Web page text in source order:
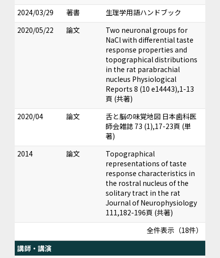
2024/03/29
著書
生理学用語ハンドブック
2020/05/22
論文
Two neuronal groups for
NaCl with differential taste
response properties and
topographical distributions
in the rat parabrachial
nucleus Physiological
Reports 8 (10 e14443),1-13
頁 (共著)
2020/04
論文
舌と脳の味覚地図 日本歯科医
師会雑誌 73 (1),17-23頁 (単
著)
2014
論文
Topographical
representations of taste
response characteristics in
the rostral nucleus of the
solitary tract in the rat
Journal of Neurophysiology
111,182-196頁 (共著)
全件表示（18件）
講師・講演